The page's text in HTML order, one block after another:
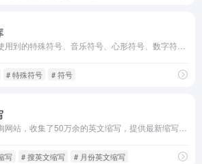
# 特殊符号 # 符号
写 # 搜英文缩写 # 月份英文缩写